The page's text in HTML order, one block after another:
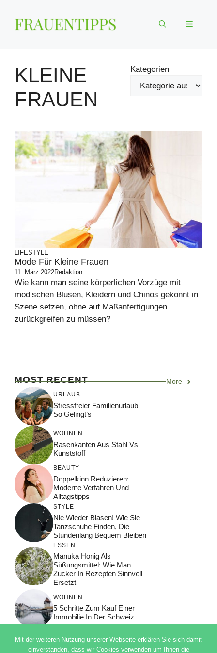
Inhalt
springen
Menü
KLEINE
FRAUEN
Kategorien
LIFESTYLE
Mode Für Kleine Frauen
11. März 2022Redaktion
Wie kann man seine körperlichen Vorzüge mit
modischen Blusen, Kleidern und Chinos gekonnt in
Szene setzen, ohne auf Maßanfertigungen
zurückgreifen zu müssen?
MOST RECENT More
URLAUB
Stressfreier Familienurlaub:
So Gelingt’s
WOHNEN
Rasenkanten Aus Stahl Vs.
Kunststoff
BEAUTY
Doppelkinn Reduzieren:
Moderne Verfahren Und
Alltagstipps
STYLE
Nie Wieder Blasen! Wie Sie
Tanzschuhe Finden, Die
Stundenlang Bequem Bleiben
ESSEN
Manuka Honig Als
Süßungsmittel: Wie Man
Zucker In Rezepten Sinnvoll
Ersetzt
WOHNEN
5 Schritte Zum Kauf Einer
Immobilie In Der Schweiz
Mit der weiteren Nutzung unserer Webseite erklären Sie sich damit
einverstanden, dass wir Cookies verwenden um Ihnen die